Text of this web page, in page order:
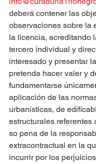
deberá contener las
observaciones sobre la
la licencia, acreditando
tercero individual y
interesado y presentar
pretenda hacer valer y
fundamentarse
aplicación de las
urbanísticas, de
estructurales referentes
so pena de la
extracontractual en la
incurrir por los